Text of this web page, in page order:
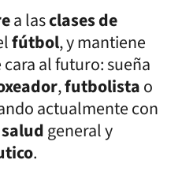
a lasclases de
fútbol, y mantiene
cara al futuro: sueña
,futbolistao
actualmente con
general y
.